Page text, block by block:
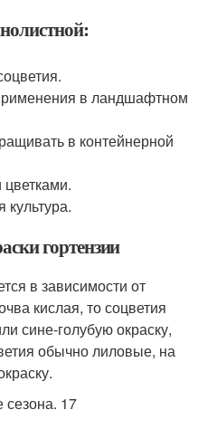
в ландшафтном
в контейнерной
культура.
гортензии
в зависимости от
кислая, то соцветия
сине-голубую окраску,
обычно лиловые, на